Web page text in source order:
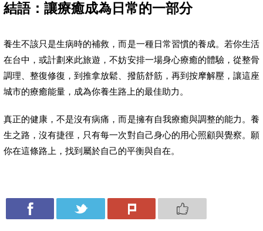
結語：讓療癒成為日常的一部分
養生不該只是生病時的補救，而是一種日常習慣的養成。若你生活
在台中，或計劃來此旅遊，不妨安排一場身心療癒的體驗，從整骨
調理、整復修復，到推拿放鬆、撥筋舒筋，再到按摩解壓，讓這座
城市的療癒能量，成為你養生路上的最佳助力。
真正的健康，不是沒有病痛，而是擁有自我療癒與調整的能力。養
生之路，沒有捷徑，只有每一次對自己身心的用心照顧與覺察。願
你在這條路上，找到屬於自己的平衡與自在。